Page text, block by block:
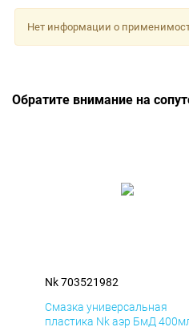
Нет информации о
Обратите внимание на
Nk 703521982
Смазка универсальная
пластика Nk аэр БмД